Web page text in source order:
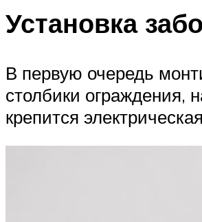
Установка
В первую очередь
столбики ограждения,
крепится